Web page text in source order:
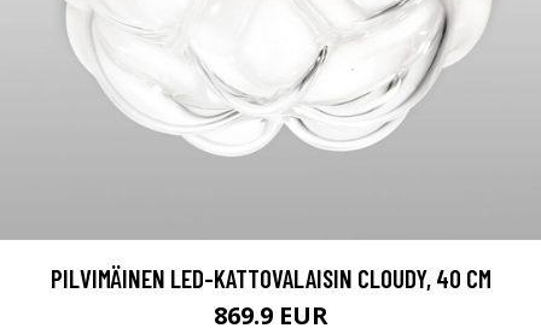
PILVIMÄINEN LED-KATTOVALAISIN CLOUDY, 40 CM
869.9 EUR